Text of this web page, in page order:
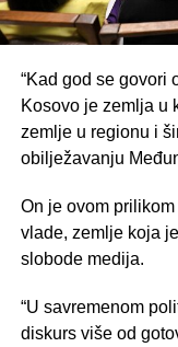
“Kad god se govori
Kosovo je zemlja u
zemlje u regionu i
obilježavanju
On je ovom
vlade, zemlje koja
slobode medija.
“U savremenom
diskurs više od